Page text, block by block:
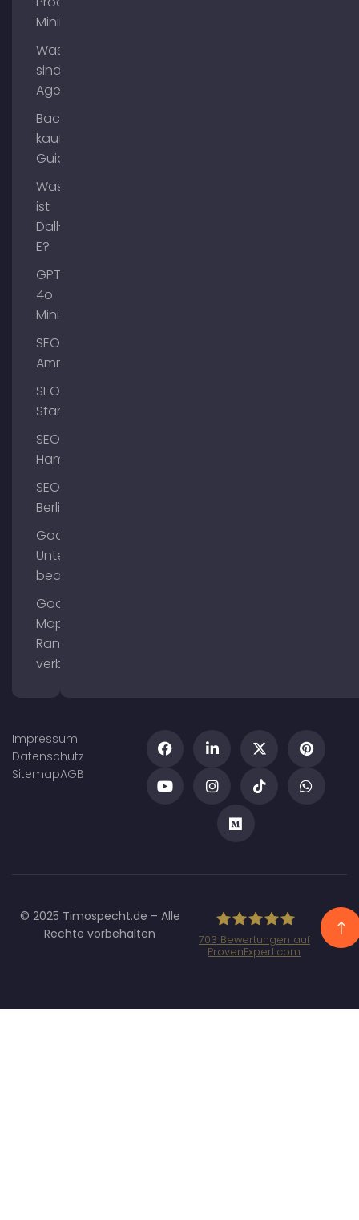
Mining?
Was
sind AI
Agents?
Backlinks
kaufen
Guide
Was
ist
Dall-
E?
GPT-
4o
Mini
SEO
Ammersee
SEO
Starnberg
SEO
Hamburg
SEO
Berlin
Google
Unternehmensprofil
bearbeiten
Google
Maps
Ranking
verbessern
Impressum
Datenschutz
SitemapAGB
© 2025 Timospecht.de – Alle
Rechte vorbehalten
Marketing GmbH
703 Bewertungen auf
ProvenExpert.com